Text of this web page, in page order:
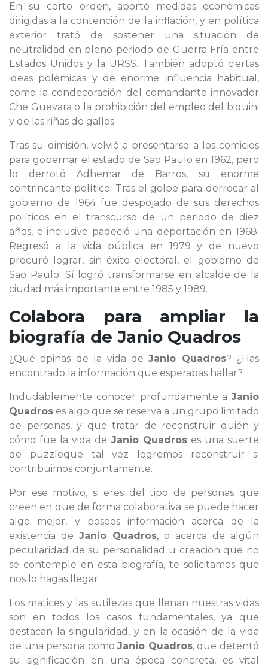
En su corto orden, aportó medidas económicas
dirigidas a la contención de la inflación, y en política
exterior trató de sostener una situación de
neutralidad en pleno periodo de Guerra Fría entre
Estados Unidos y la URSS. También adoptó ciertas
ideas polémicas y de enorme influencia habitual,
como la condecoración del comandante innovador
Che Guevara o la prohibición del empleo del biquini
y de las riñas de gallos.
Tras su dimisión, volvió a presentarse a los comicios
para gobernar el estado de Sao Paulo en 1962, pero
lo derrotó Adhemar de Barros, su enorme
contrincante político. Tras el golpe para derrocar al
gobierno de 1964 fue despojado de sus derechos
políticos en el transcurso de un periodo de diez
años, e inclusive padeció una deportación en 1968.
Regresó a la vida pública en 1979 y de nuevo
procuró lograr, sin éxito electoral, el gobierno de
Sao Paulo. Sí logró transformarse en alcalde de la
ciudad más importante entre 1985 y 1989.
Colabora para ampliar la
biografía de Janio Quadros
¿Qué opinas de la vida deJanio Quadros? ¿Has
encontrado la información que esperabas hallar?
Indudablemente conocer profundamente a Janio
Quadros es algo que se reserva a un grupo limitado
de personas, y que tratar de reconstruir quién y
cómo fue la vida de Janio Quadroses una suerte
de puzzleque tal vez logremos reconstruir si
contribuimos conjuntamente.
Por ese motivo, si eres del tipo de personas que
creen en que de forma colaborativa se puede hacer
algo mejor, y posees información acerca de la
existencia de Janio Quadros, o acerca de algún
peculiaridad de su personalidad u creación que no
se contemple en esta biografía, te solicitamos que
nos lo hagas llegar.
Los matices y las sutilezas que llenan nuestras vidas
son en todos los casos fundamentales, ya que
destacan la singularidad, y en la ocasión de la vida
de una persona comoJanio Quadros, que detentó
su significación en una época concreta, es vital